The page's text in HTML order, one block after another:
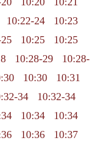
10:22-24
10:23
10:25
10:25
10:28-29
10:28-
10:30
10:31
34
10:32-34
10:34
10:34
10:36
10:37